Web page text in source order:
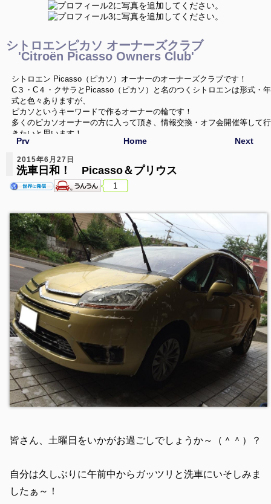
シトロエンピカソ オーナーズクラブ
'Citroën Picasso Owners Club'
シトロエン Picasso（ピカソ）オーナーのオーナーズクラブです！
C３・C４・クサラとPicasso（ピカソ）と名のつくシトロエンは形式・年
式と色々ありますが、
ピカソというキーワードで作るオーナーの輪です！
多くのピカソオーナーの方に入って頂き、情報交換・オフ会開催等して行
きたいと思います！
ご興味を持たれたPicassoオーナーの方は是非どうぞ！
Next
Prv Home
2015年6月27日
洗車日和！ Picasso＆プリウス
1
皆さん、土曜日をいかがお過ごしでしょうか～（＾＾）？
自分は久しぶりに午前中からガッツリと洗車にいそしみま
したぁ～！